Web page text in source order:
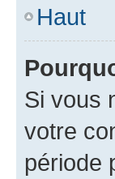
Haut
Si vous
votre
période